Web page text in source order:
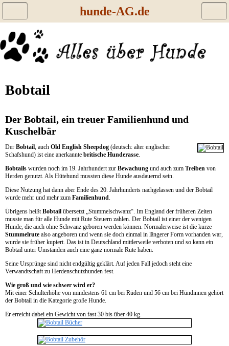
hunde-AG.de
Bobtail
Der Bobtail, ein treuer Familienhund und
Kuschelbär
Der Bobtail, auch Old English Sheepdog (deutsch: alter englischer
Schafshund) ist eine anerkannte britische Hunderasse.
Bobtails wurden noch im 19. Jahrhundert zur Bewachung und auch zum Treiben von
Herden genutzt. Als Hütehund mussten diese Hunde ausdauernd sein.
Diese Nutzung hat dann aber Ende des 20. Jahrhunderts nachgelassen und der Bobtail
wurde mehr und mehr zum Familienhund.
Übrigens heißtBobtail übersetzt „Stummelschwanz“. Im England der früheren Zeiten
musste man für alle Hunde mit Rute Steuern zahlen. Der Bobtail ist einer der wenigen
Hunde, die auch ohne Schwanz geboren werden können. Normalerweise ist die kurze
Stummelrute also angeboren und wenn sie doch einmal in längerer Form vorhanden war,
wurde sie früher kupiert. Das ist in Deutschland mittlerweile verboten und so kann ein
Bobtail unter Umständen auch eine ganz normale Rute haben.
Seine Ursprünge sind nicht endgültig geklärt. Auf jeden Fall jedoch steht eine
Verwandtschaft zu Herdenschutzhunden fest.
Wie groß und wie schwer wird er?
Mit einer Schulterhöhe von mindestens 61 cm bei Rüden und 56 cm bei Hündinnen gehört
der Bobtail in die Kategorie große Hunde.
Er erreicht dabei ein Gewicht von fast 30 bis über 40 kg.